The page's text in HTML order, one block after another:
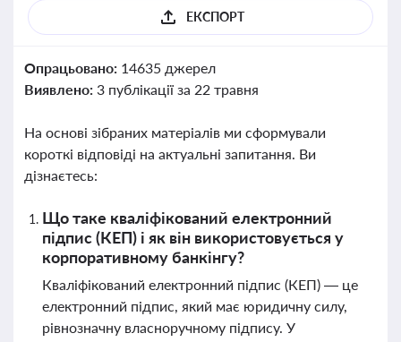
ЕКСПОРТ
Опрацьовано: 14635 джерел
Виявлено: 3 публікації за 22 травня
На основі зібраних матеріалів ми сформували
короткі відповіді на актуальні запитання. Ви
дізнаєтесь:
Що таке кваліфікований електронний
підпис (КЕП) і як він використовується у
корпоративному банкінгу?
Кваліфікований електронний підпис (КЕП) — це
електронний підпис, який має юридичну силу,
рівнозначну власноручному підпису. У